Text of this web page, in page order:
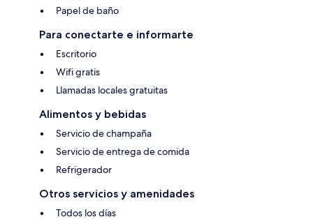
Papel de baño
Para conectarte e informarte
Escritorio
Wifi gratis
Llamadas locales gratuitas
Alimentos y bebidas
Servicio de champaña
Servicio de entrega de comida
Refrigerador
Otros servicios y amenidades
Todos los días